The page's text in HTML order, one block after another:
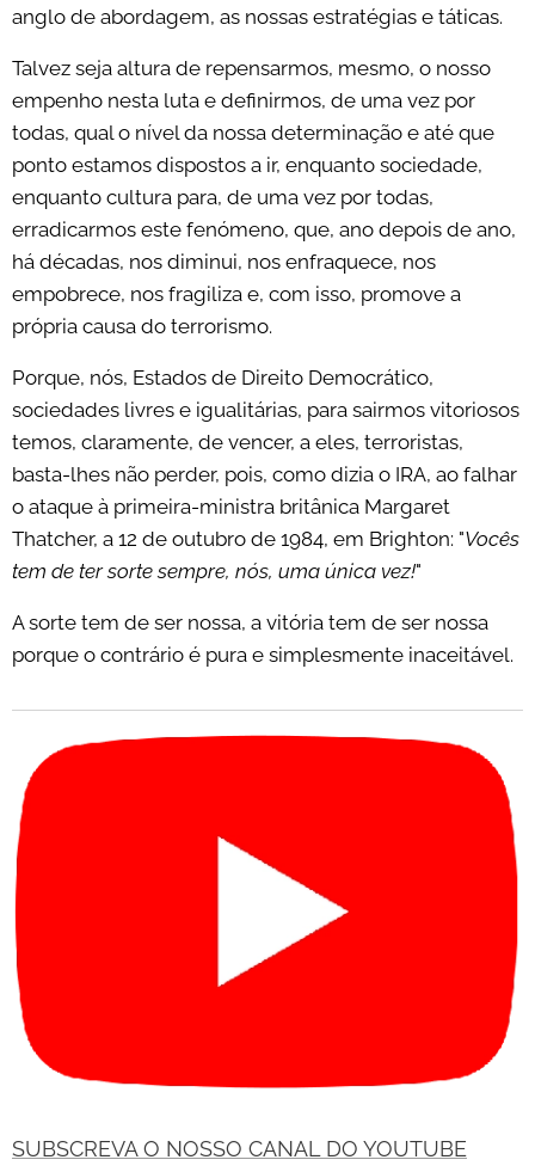
anglo de abordagem, as nossas estratégias e táticas.
Talvez seja altura de repensarmos, mesmo, o nosso
empenho nesta luta e definirmos, de uma vez por
todas, qual o nível da nossa determinação e até que
ponto estamos dispostos a ir, enquanto sociedade,
enquanto cultura para, de uma vez por todas,
erradicarmos este fenómeno, que, ano depois de ano,
há décadas, nos diminui, nos enfraquece, nos
empobrece, nos fragiliza e, com isso, promove a
própria causa do terrorismo.
Porque, nós, Estados de Direito Democrático,
sociedades livres e igualitárias, para sairmos vitoriosos
temos, claramente, de vencer, a eles, terroristas,
basta-lhes não perder, pois, como dizia o IRA, ao falhar
o ataque à primeira-ministra britânica Margaret
Thatcher, a 12 de outubro de 1984, em Brighton: "Vocês
tem de ter sorte sempre, nós, uma única vez!"
A sorte tem de ser nossa, a vitória tem de ser nossa
porque o contrário é pura e simplesmente inaceitável.
SUBSCREVA O NOSSO CANAL DO YOUTUBE